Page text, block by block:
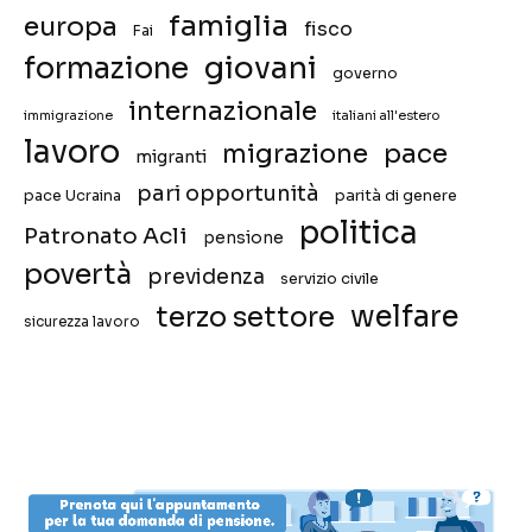
europa Fai famiglia fisco
formazione giovani governo
immigrazione internazionale italiani all'estero
lavoro migranti migrazione pace
pace Ucraina pari opportunità parità di genere
Patronato Acli pensione politica
povertà previdenza servizio civile
sicurezza lavoro terzo settore welfare